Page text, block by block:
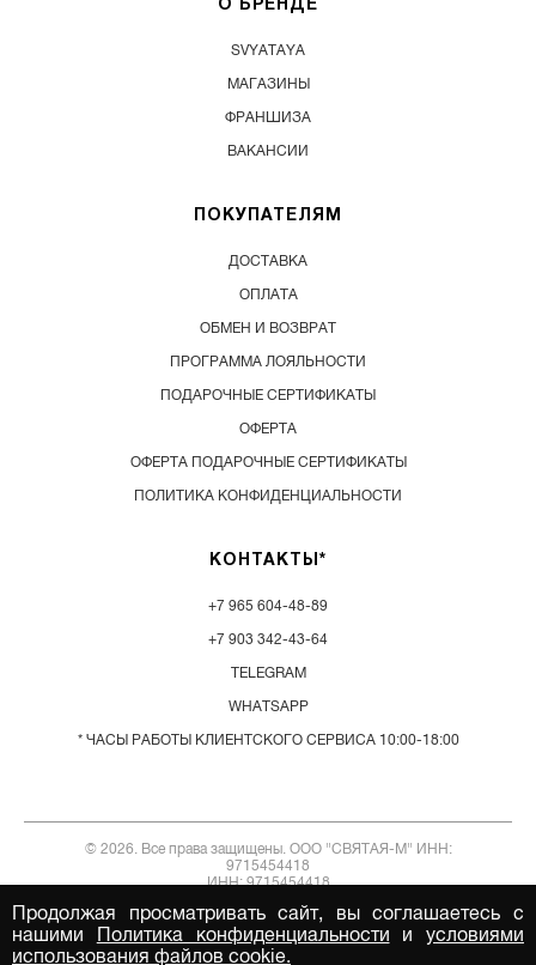
Продолжая просматривать сайт, вы соглашаетесь с
нашими
Политика конфиденциальности и условиями
использования файлов cookie.
О БРЕНДЕ
SVYATAYA
МАГАЗИНЫ
ФРАНШИЗА
ВАКАНСИИ
ПОКУПАТЕЛЯМ
ДОСТАВКА
ОПЛАТА
ОБМЕН И ВОЗВРАТ
ПРОГРАММА ЛОЯЛЬНОСТИ
ПОДАРОЧНЫЕ СЕРТИФИКАТЫ
ОФЕРТА
ОФЕРТА ПОДАРОЧНЫЕ СЕРТИФИКАТЫ
ПОЛИТИКА КОНФИДЕНЦИАЛЬНОСТИ
КОНТАКТЫ*
+7 965 604-48-89
+7 903 342-43-64
TELEGRAM
WHATSAPP
* ЧАСЫ РАБОТЫ КЛИЕНТСКОГО СЕРВИСА 10:00-18:00
© 2026. Все права защищены. ООО "СВЯТАЯ-М" ИНН:
9715454418
ИНН: 9715454418